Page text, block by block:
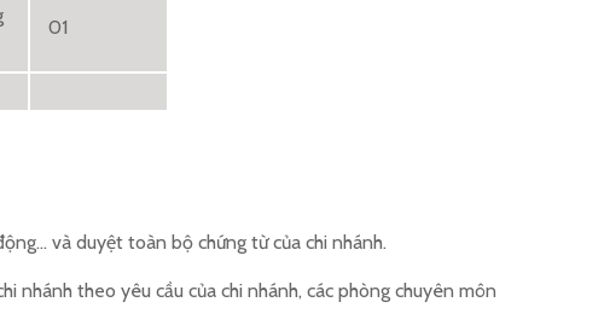
01
và duyệt toàn bộ chứng từ của chi nhánh.
nhánh theo yêu cầu của chi nhánh, các phòng chuyên môn